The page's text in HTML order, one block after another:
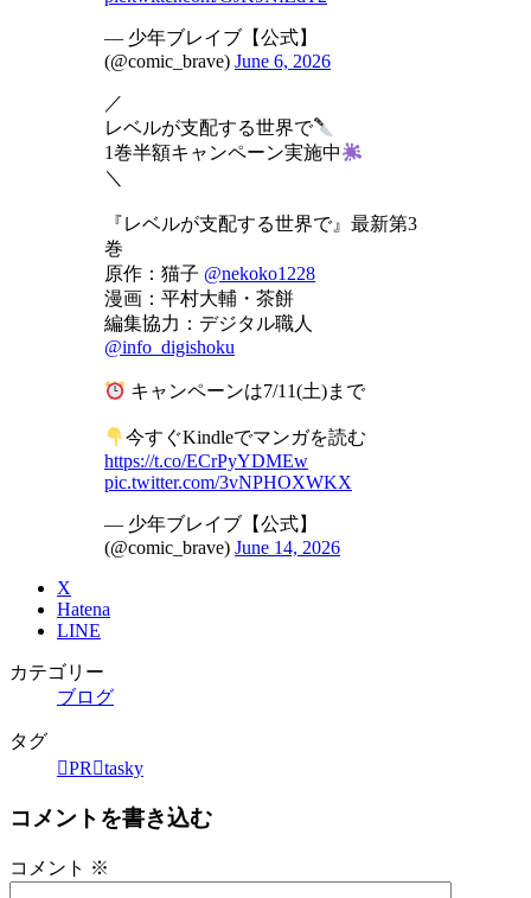
— 少年ブレイブ【公式】
(@comic_brave) June 6, 2026
／
レベルが支配する世界で
1巻半額キャンペーン実施中
＼
『レベルが支配する世界で』最新第3
巻
原作：猫子 @nekoko1228
漫画：平村大輔・茶餅
編集協力：デジタル職人
@info_digishoku
キャンペーンは7/11(土)まで
今すぐKindleでマンガを読む
https://t.co/ECrPyYDMEw
pic.twitter.com/3vNPHOXWKX
— 少年ブレイブ【公式】
(@comic_brave) June 14, 2026
X
Hatena
LINE
カテゴリー
ブログ
タグ
PR
tasky
コメントを書き込む
コメント ※